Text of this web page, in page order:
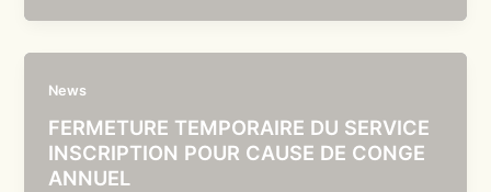
News
FERMETURE TEMPORAIRE DU SERVICE
INSCRIPTION POUR CAUSE DE CONGE
ANNUEL